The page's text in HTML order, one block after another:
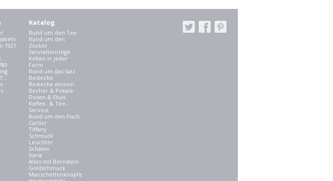
1921
Katalog
Rund um den Tee
Rund um den
Zucker
Serviettenringe
Kellen in jeder
Form
Rund um das Salz
Bestecke
Bestecke einzeln
Becher & Pokale
Dosen & Etuis
Kaffee- & Tee-
Service
Rund um den Fisch
Cartier
Tiffany
Schmuck
Leuchter
Schalen
Varia
Alles mit Bernstein
Goldschmuck
Manschettenknöpfe